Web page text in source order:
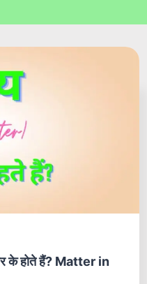
के होते हैं? Matter in